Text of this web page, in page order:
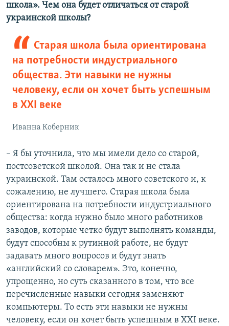
школа». Чем она будет отличаться от старой
украинской школы?
Старая школа была ориентирована
на потребности индустриального
общества. Эти навыки не нужны
человеку, если он хочет быть успешным
в ХХІ веке
Иванна Коберник
– Я бы уточнила, что мы имели дело со старой,
постсоветской школой. Она так и не стала
украинской. Там осталось много советского и, к
сожалению, не лучшего. Старая школа была
ориентирована на потребности индустриального
общества: когда нужно было много работников
заводов, которые четко будут выполнять команды,
будут способны к рутинной работе, не будут
задавать много вопросов и будут знать
«английский со словарем». Это, конечно,
упрощенно, но суть сказанного в том, что все
перечисленные навыки сегодня заменяют
компьютеры. То есть эти навыки не нужны
человеку, если он хочет быть успешным в ХХІ веке.